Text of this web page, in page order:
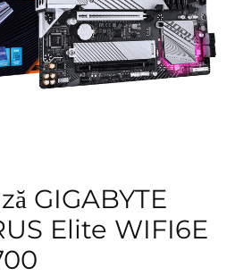
GIGABYTE
Elite WIFI6E